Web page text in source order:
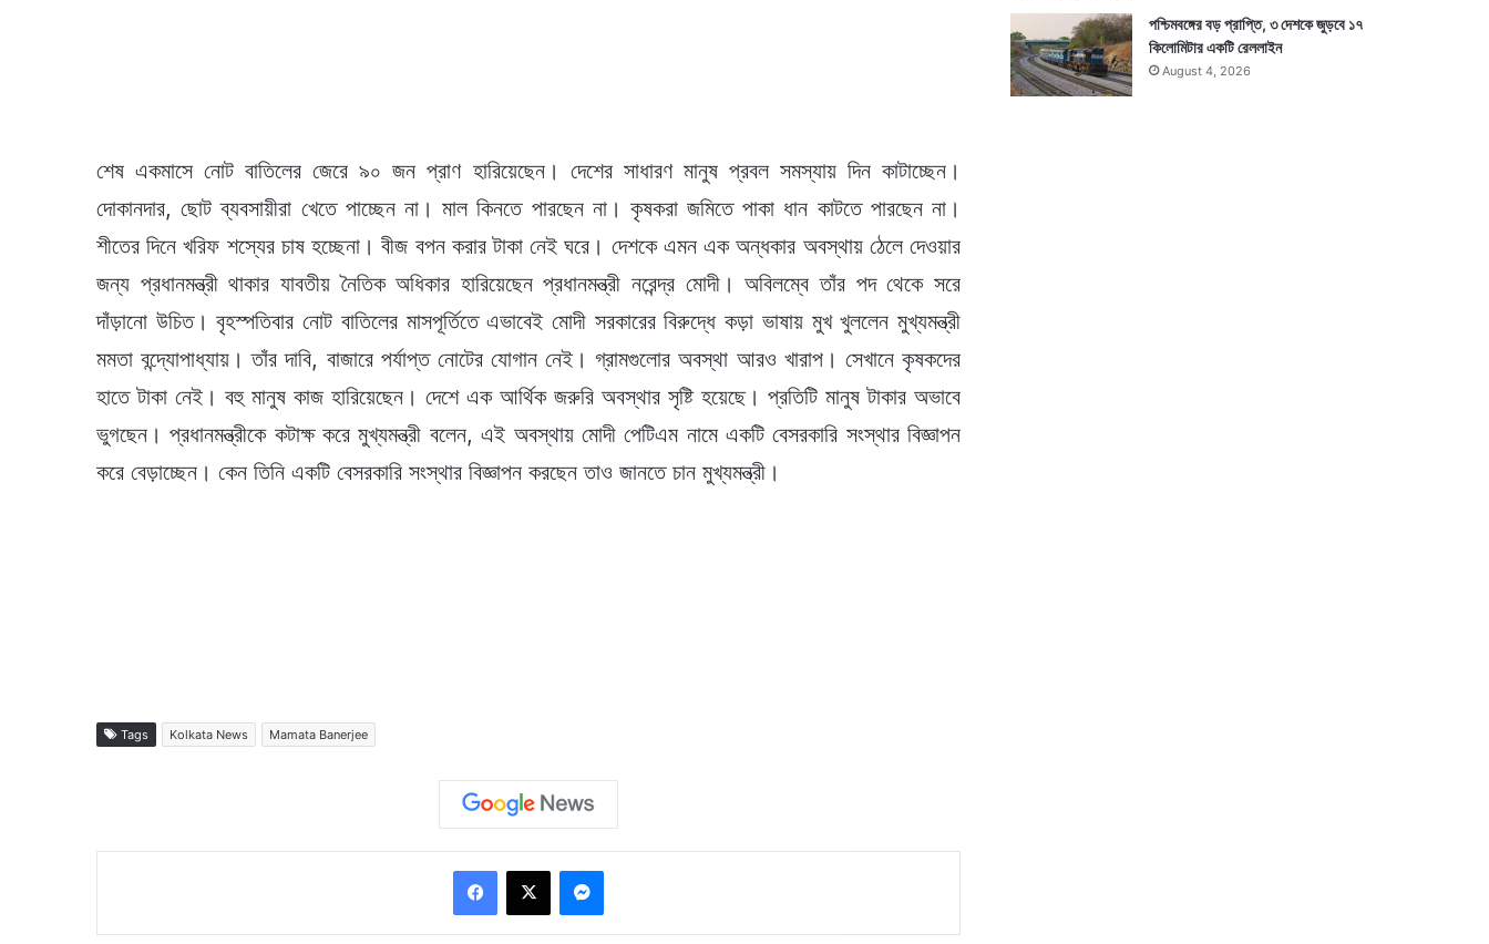
শেষ একমাসে নোট বাতিলের জেরে ৯০ জন প্রাণ হারিয়েছেন। দেশের সাধারণ মানুষ প্রবল সমস্যায় দিন কাটাচ্ছেন।
দোকানদার, ছোট ব্যবসায়ীরা খেতে পাচ্ছেন না। মাল কিনতে পারছেন না। কৃষকরা জমিতে পাকা ধান কাটতে পারছেন না।
শীতের দিনে খরিফ শস্যের চাষ হচ্ছেনা। বীজ বপন করার টাকা নেই ঘরে। দেশকে এমন এক অন্ধকার অবস্থায় ঠেলে দেওয়ার
জন্য প্রধানমন্ত্রী থাকার যাবতীয় নৈতিক অধিকার হারিয়েছেন প্রধানমন্ত্রী নরেন্দ্র মোদী। অবিলম্বে তাঁর পদ থেকে সরে
দাঁড়ানো উচিত। বৃহস্পতিবার নোট বাতিলের মাসপূর্তিতে এভাবেই মোদী সরকারের বিরুদ্ধে কড়া ভাষায় মুখ খুললেন মুখ্যমন্ত্রী
মমতা বন্দ্যোপাধ্যায়। তাঁর দাবি, বাজারে পর্যাপ্ত নোটের যোগান নেই। গ্রামগুলোর অবস্থা আরও খারাপ। সেখানে কৃষকদের
হাতে টাকা নেই। বহু মানুষ কাজ হারিয়েছেন। দেশে এক আর্থিক জরুরি অবস্থার সৃষ্টি হয়েছে। প্রতিটি মানুষ টাকার অভাবে
ভুগছেন। প্রধানমন্ত্রীকে কটাক্ষ করে মুখ্যমন্ত্রী বলেন, এই অবস্থায় মোদী পেটিএম নামে একটি বেসরকারি সংস্থার বিজ্ঞাপন
করে বেড়াচ্ছেন। কেন তিনি একটি বেসরকারি সংস্থার বিজ্ঞাপন করছেন তাও জানতে চান মুখ্যমন্ত্রী।
Tags Kolkata News Mamata Banerjee
পশ্চিমবঙ্গের বড় প্রাপ্তি, ৩ দেশকে জুড়বে ১৭
কিলোমিটার একটি রেললাইন
August 4, 2026